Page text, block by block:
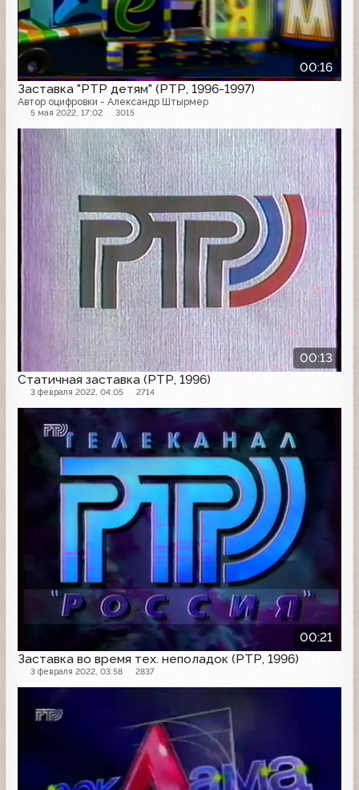
00:16
Заставка "РТР детям" (РТР, 1996-1997)
Автор оцифровки - Александр Штырмер
5 мая 2022, 17:02 3015
00:13
Статичная заставка (РТР, 1996)
3 февраля 2022, 04:05 2714
Заставка
00:21
Заставка во время тех. неполадок (РТР, 1996)
3 февраля 2022, 03:58 2837